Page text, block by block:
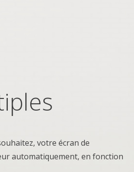
votre écran de
automatiquement, en fonction